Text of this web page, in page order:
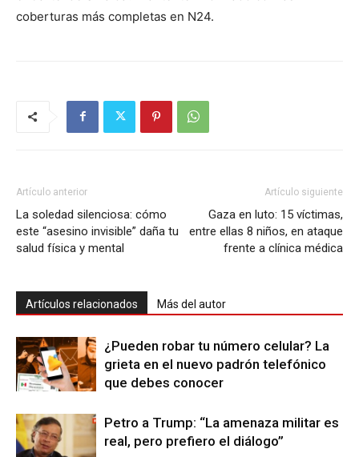
coberturas más completas en N24.
Artículo anterior
La soledad silenciosa: cómo
este “asesino invisible” daña tu
salud física y mental
Artículo siguiente
Gaza en luto: 15 víctimas,
entre ellas 8 niños, en ataque
frente a clínica médica
Artículos relacionados Más del autor
¿Pueden robar tu número celular? La
grieta en el nuevo padrón telefónico
que debes conocer
Petro a Trump: “La amenaza militar es
real, pero prefiero el diálogo”